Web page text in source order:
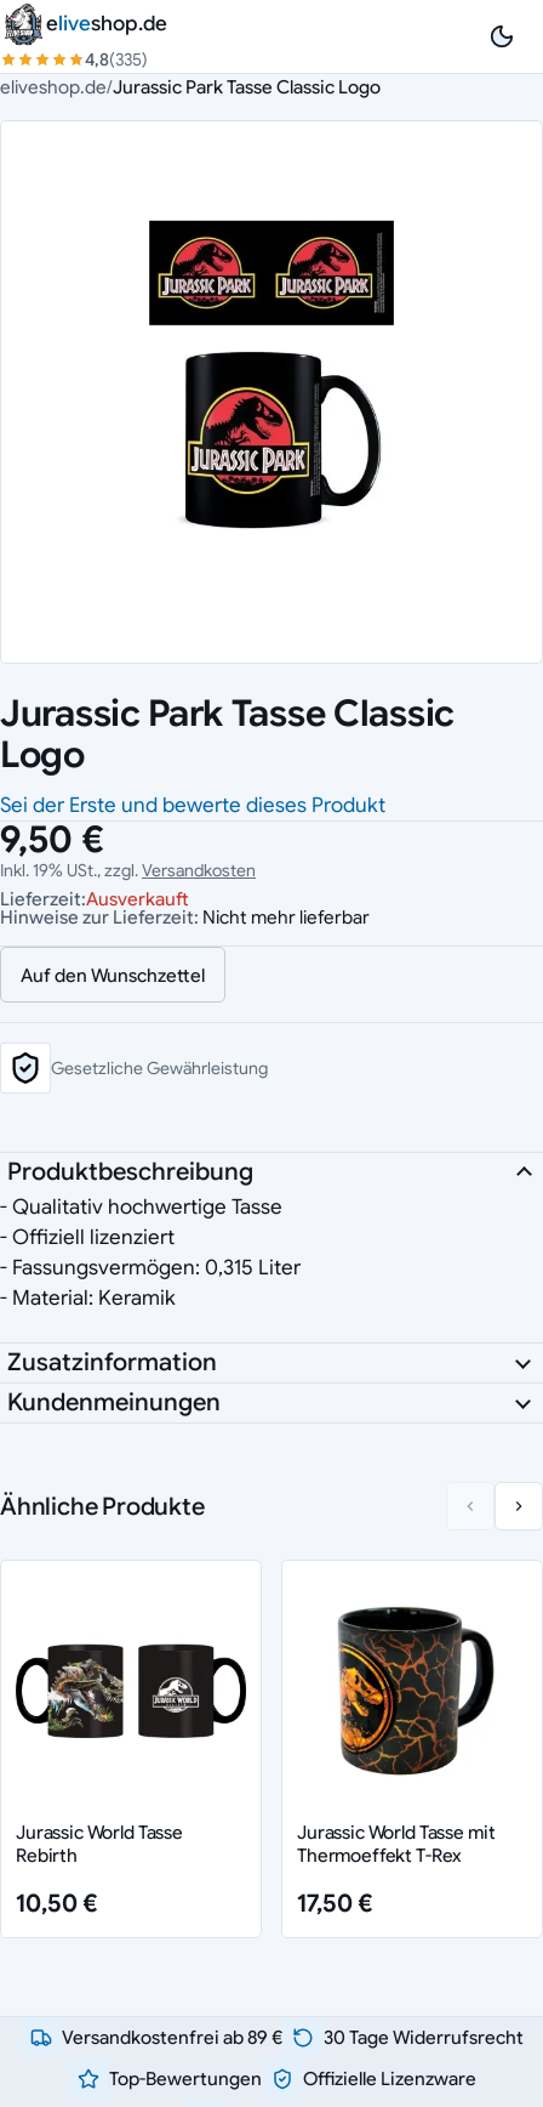
Zum Inhalt springen
eliveshop.de
4,8(335)
eliveshop.de/Jurassic Park Tasse Classic Logo
Jurassic Park Tasse Classic
Logo
Sei der Erste und bewerte dieses Produkt
9,50 €
Inkl. 19% USt., zzgl.Versandkosten
Lieferzeit:Ausverkauft
Hinweise zur Lieferzeit: Nicht mehr lieferbar
Auf den Wunschzettel
Gesetzliche Gewährleistung
Produktbeschreibung
- Qualitativ hochwertige Tasse
- Offiziell lizenziert
- Fassungsvermögen: 0,315 Liter
- Material: Keramik
Zusatzinformation
Kundenmeinungen
Ähnliche Produkte
Jurassic World Tasse
Rebirth
10,50 €
Jurassic World Tasse mit
Thermoeffekt T-Rex
17,50 €
Versandkostenfrei ab 89 €
30 Tage Widerrufsrecht
Top-Bewertungen
Offizielle Lizenzware